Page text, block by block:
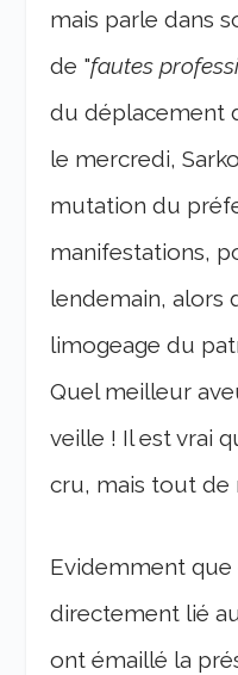
mais parle dans
de "fautes
du déplacement
le mercredi,
mutation du
manifestations,
lendemain, alors
limogeage du
Quel meilleur
veille ! Il est vrai
cru, mais tout de
Evidemment
directement lié
ont émaillé la